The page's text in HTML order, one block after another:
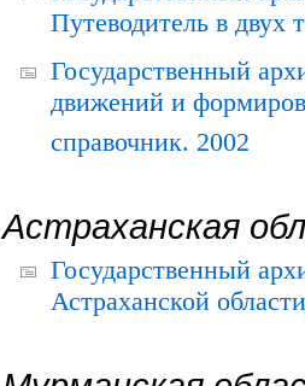
Путеводитель в двух
Государственный
движений и
справочник. 2002
Астраханская
Государственный
Астраханской